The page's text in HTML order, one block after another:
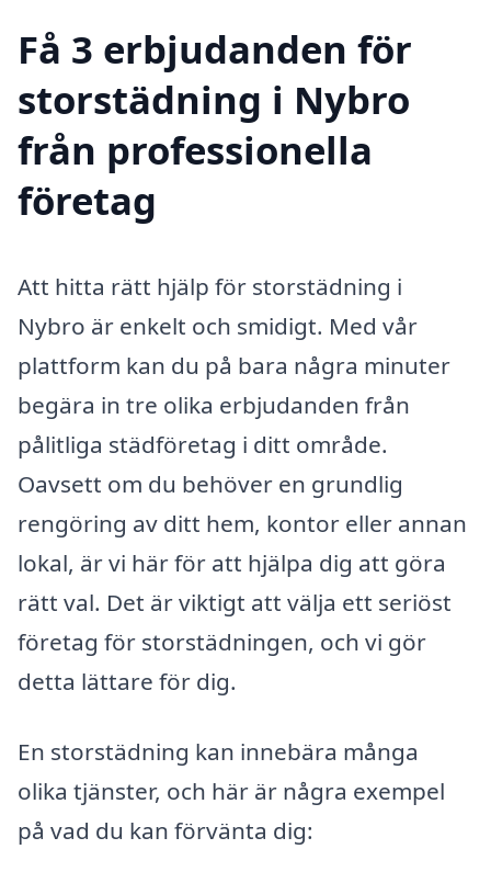
Få 3 erbjudanden för
storstädning i Nybro
från professionella
företag
Att hitta rätt hjälp för storstädning i
Nybro är enkelt och smidigt. Med vår
plattform kan du på bara några minuter
begära in tre olika erbjudanden från
pålitliga städföretag i ditt område.
Oavsett om du behöver en grundlig
rengöring av ditt hem, kontor eller annan
lokal, är vi här för att hjälpa dig att göra
rätt val. Det är viktigt att välja ett seriöst
företag för storstädningen, och vi gör
detta lättare för dig.
En storstädning kan innebära många
olika tjänster, och här är några exempel
på vad du kan förvänta dig: